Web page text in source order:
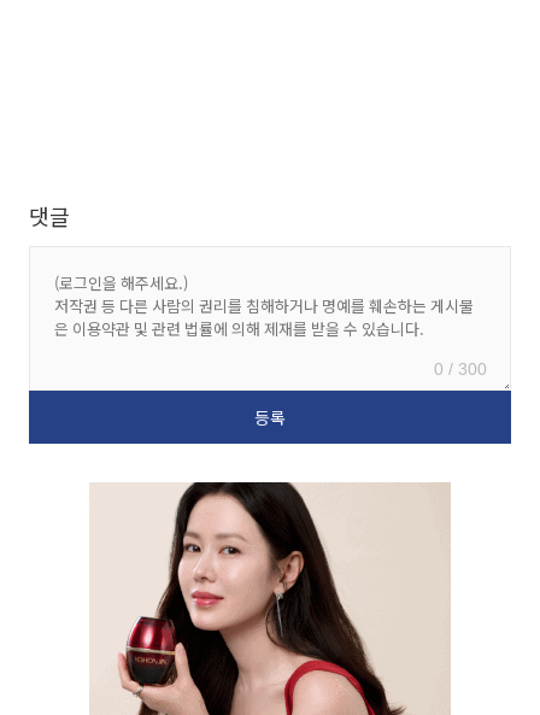
댓글
0 / 300